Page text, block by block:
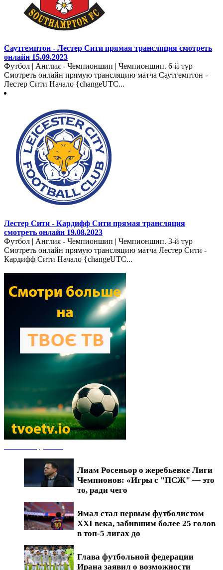
Саутгемптон - Лестер Сити прямая трансляция смотреть
онлайн 15.09.2023
Футбол | Англия - Чемпионшип | Чемпионшип. 6-й тур
Смотреть онлайн прямую трансляцию матча Саутгемптон -
Лестер Сити Начало {changeUTC...
Лестер Сити - Кардифф Сити прямая трансляция
смотреть онлайн 19.08.2023
Футбол | Англия - Чемпионшип | Чемпионшип. 3-й тур
Смотреть онлайн прямую трансляцию матча Лестер Сити -
Кардифф Сити Начало {changeUTC...
Лиам Росеньор о жеребьевке Лиги
Чемпионов: «Игры с "ПСЖ" — это
то, ради чего
Ямал стал первым футболистом
XXI века, забившим более 25 голов
в топ-5 лигах до
Глава футбольной федерации
Ирана заявил о возможности